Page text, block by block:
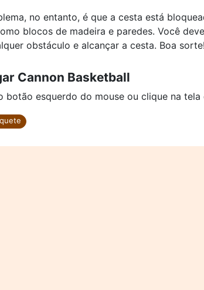
no entanto, é que a cesta está
blocos de madeira e paredes. Você
obstáculo e alcançar a cesta. Boa sorte!
Cannon Basketball
botão esquerdo do mouse ou clique na